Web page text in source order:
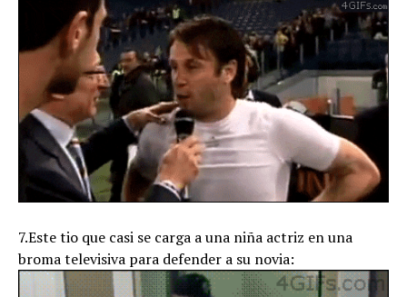
7.Este tio que casi se carga a una niña actriz en una
broma televisiva para defender a su novia: